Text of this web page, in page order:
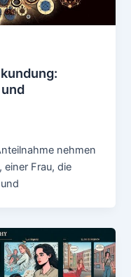
nehmen
Frau, die